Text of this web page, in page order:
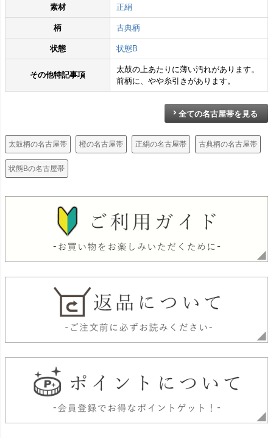
素材 正絹
柄 古典柄
状態 状態B
その他特記事項
太鼓の上あたりに薄い汚れがあります。
前柄に、やや糸引きがあります。
全ての名古屋帯を見る
太鼓柄の名古屋帯 橙の名古屋帯 正絹の名古屋帯 古典柄の名古屋帯
状態Bの名古屋帯